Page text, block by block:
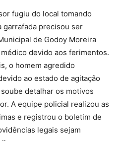
fugiu do local tomando
garrafada precisou ser
de Godoy Moreira
devido aos ferimentos.
o homem agredido
ao estado de agitação
detalhar os motivos
A equipe policial realizou as
e registrou o boletim de
legais sejam